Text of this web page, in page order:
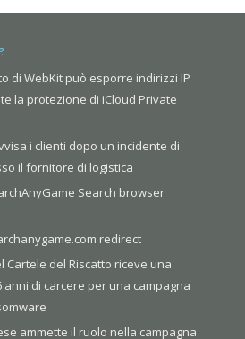
di WebKit può esporre indirizzi IP
la protezione di iCloud Private
i clienti dopo un incidente di
il fornitore di logistica
Search browser
redirect
Cartele del Riscatto riceve una
anni di carcere per una campagna
ammette il ruolo nella campagna